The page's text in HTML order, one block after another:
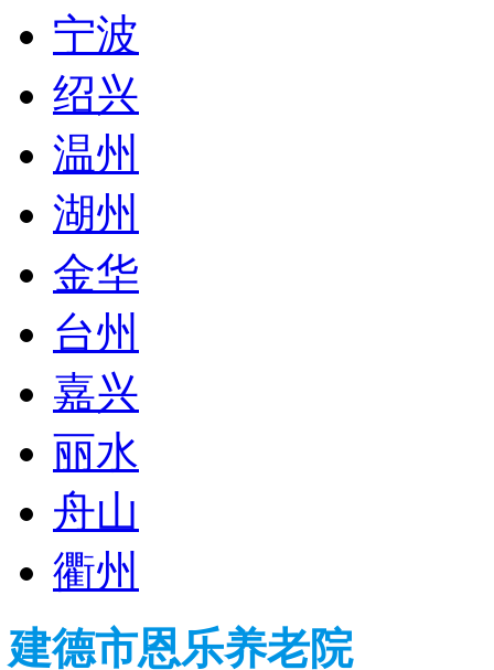
宁波
绍兴
温州
湖州
金华
台州
嘉兴
丽水
舟山
衢州
建德市恩乐养老院